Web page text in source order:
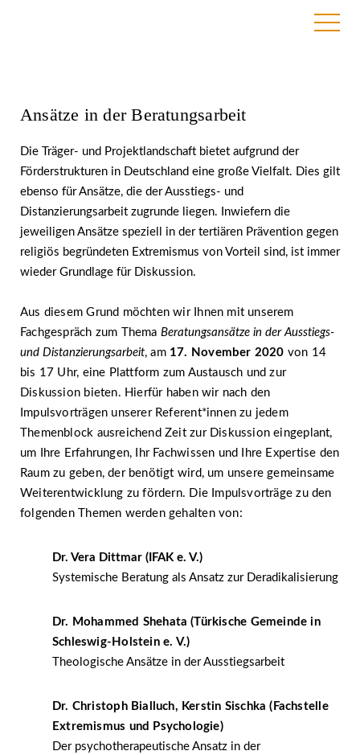
Ansätze in der Beratungsarbeit
Die Träger- und Projektlandschaft bietet aufgrund der
Förderstrukturen in Deutschland eine große Vielfalt. Dies gilt
ebenso für Ansätze, die der Ausstiegs- und
Distanzierungsarbeit zugrunde liegen. Inwiefern die
jeweiligen Ansätze speziell in der tertiären Prävention gegen
religiös begründeten Extremismus von Vorteil sind, ist immer
wieder Grundlage für Diskussion.
Aus diesem Grund möchten wir Ihnen mit unserem
Fachgespräch zum Thema Beratungsansätze in der Ausstiegs-
und Distanzierungsarbeit, am 17. November 2020 von 14
bis 17 Uhr, eine Plattform zum Austausch und zur
Diskussion bieten. Hierfür haben wir nach den
Impulsvorträgen unserer Referent*innen zu jedem
Themenblock ausreichend Zeit zur Diskussion eingeplant,
um Ihre Erfahrungen, Ihr Fachwissen und Ihre Expertise den
Raum zu geben, der benötigt wird, um unsere gemeinsame
Weiterentwicklung zu fördern. Die Impulsvorträge zu den
folgenden Themen werden gehalten von:
Dr. Vera Dittmar (IFAK e. V.)
Systemische Beratung als Ansatz zur Deradikalisierung
Dr. Mohammed Shehata (Türkische Gemeinde in
Schleswig-Holstein e. V.)
Theologische Ansätze in der Ausstiegsarbeit
Dr. Christoph Bialluch, Kerstin Sischka (Fachstelle
Extremismus und Psychologie)
Der psychotherapeutische Ansatz in der